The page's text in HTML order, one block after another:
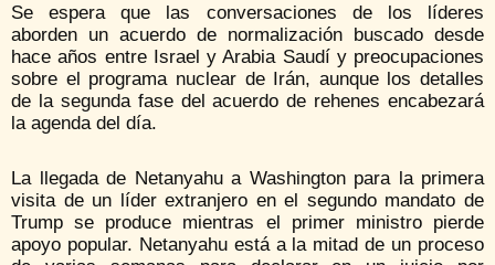
Se espera que las conversaciones de los líderes
aborden un acuerdo de normalización buscado desde
hace años entre Israel y Arabia Saudí y preocupaciones
sobre el programa nuclear de Irán, aunque los detalles
de la segunda fase del acuerdo de rehenes encabezará
la agenda del día.
La llegada de Netanyahu a Washington para la primera
visita de un líder extranjero en el segundo mandato de
Trump se produce mientras el primer ministro pierde
apoyo popular. Netanyahu está a la mitad de un proceso